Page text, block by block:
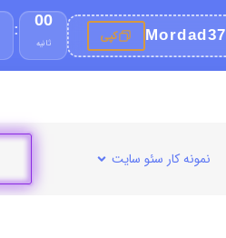
Mordad37 کپی :
00
ثانیه
نمونه کار سئو سایت